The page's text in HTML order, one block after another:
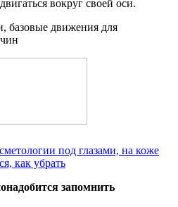
вокруг своей оси.
под глазами, на коже
как убрать
запомнить